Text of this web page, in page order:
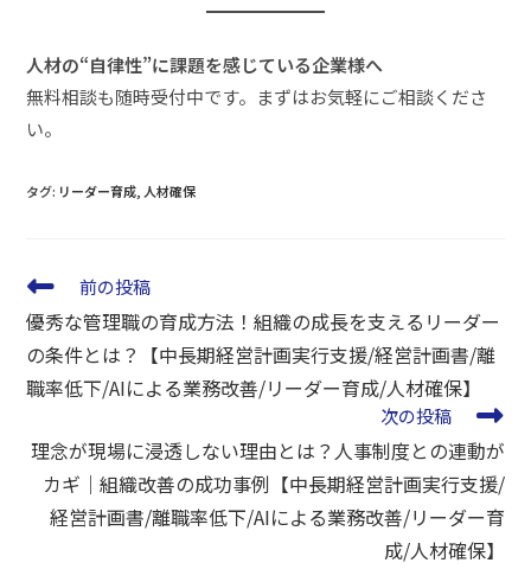
人材の“自律性”に課題を感じている企業様へ
無料相談も随時受付中です。まずはお気軽にご相談くださ
い。
タグ: リーダー育成, 人材確保
前の投稿
優秀な管理職の育成方法！組織の成長を支えるリーダー
の条件とは？【中長期経営計画実行支援/経営計画書/離
職率低下/AIによる業務改善/リーダー育成/人材確保】
次の投稿
理念が現場に浸透しない理由とは？人事制度との連動が
カギ｜組織改善の成功事例【中長期経営計画実行支援/
経営計画書/離職率低下/AIによる業務改善/リーダー育
成/人材確保】